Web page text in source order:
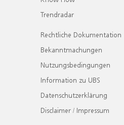
Trendradar
Rechtliche Dokumentation
Bekanntmachungen
Nutzungsbedingungen
Information zu UBS
Datenschutzerklärung
Disclaimer / Impressum